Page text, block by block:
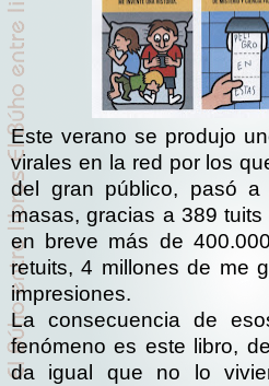
Este verano se produjo
virales en la red por los
del gran público, pasó
masas, gracias a 389
en breve más de
retuits, 4 millones de me
impresiones.
La consecuencia de
fenómeno es este libro,
da igual que no lo